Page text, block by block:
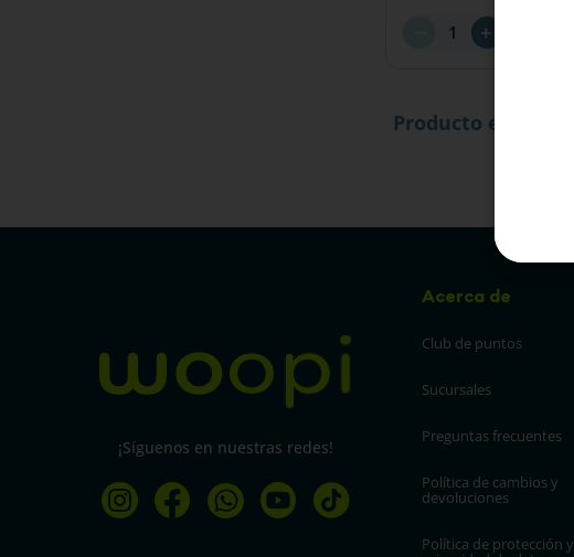
＋
Producto
¡Síguenos en nuestras redes!
Acerca de
Club de puntos
Sucursales
Preguntas frecuentes
Política de cambios y
devoluciones
Política de protección y